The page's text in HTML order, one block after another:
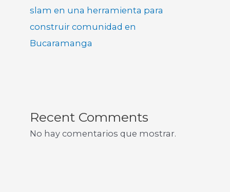
slam en una herramienta para
construir comunidad en
Bucaramanga
Recent Comments
No hay comentarios que mostrar.